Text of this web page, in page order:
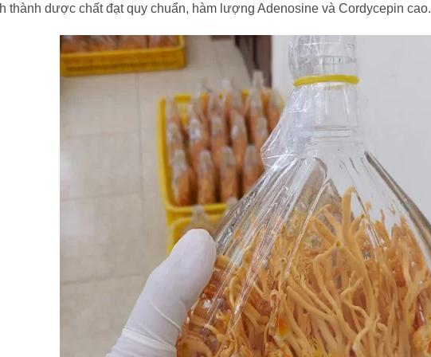
thành dược chất đạt quy chuẩn, hàm lượng Adenosine và Cordycepin cao.